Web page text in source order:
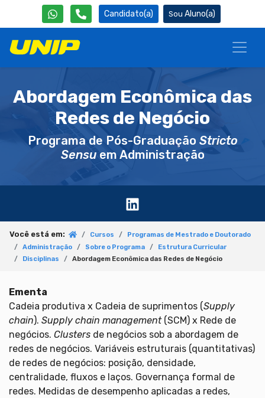
Candidato(a) Aluno(a)
Abordagem Econômica das
Redes de Negócio
Programa de Pós-Graduação Stricto
Sensuem Administração
Você está em: Cursos
Programas de Mestrado e Doutorado
Administração
Sobre o Programa
Estrutura Curricular
Disciplinas
Abordagem Econômica das Redes de Negócio
Ementa
Cadeia produtiva x Cadeia de suprimentos (Supply
chain). Supply chain management(SCM) x Rede de
negócios. Clusters de negócios sob a abordagem de
redes de negócios. Variáveis estruturais (quantitativas)
de redes de negócios: posição, densidade,
centralidade, fluxos e laços. Governança formal de
redes. Medidas de desempenho aplicadas a redes,